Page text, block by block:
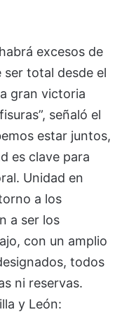
excesos de
total desde el
gran victoria
señaló el
estar juntos,
es clave para
Unidad en
a los
a ser los
con un amplio
todos
ni reservas.
y León: